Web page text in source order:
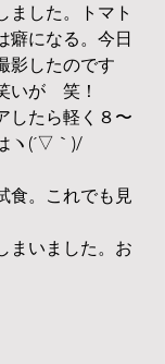
ました。トマト
癖になる。今日
影したのです
いが　笑！
したら軽く８〜
ヽ(´▽｀)/
食。これでも見
まいました。お